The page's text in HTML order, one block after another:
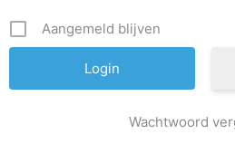
Aangemeld blijven
Wachtwoord